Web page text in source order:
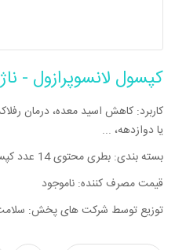
کپسول لانسوپرازول - ناژو
کاربرد: کاهش اسید معده، درمان
یا دوازدهه، ...
بسته بندی: بطری محتوی 14 عدد کپسول
قیمت مصرف کننده: ناموجود
توزیع توسط شرکت های پخش: